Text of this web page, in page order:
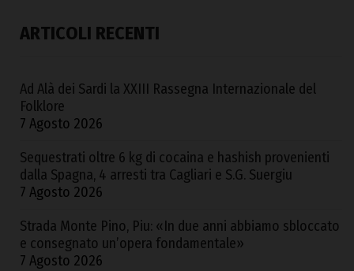
ARTICOLI RECENTI
Ad Alà dei Sardi la XXIII Rassegna Internazionale del
Folklore
7 Agosto 2026
Sequestrati oltre 6 kg di cocaina e hashish provenienti
dalla Spagna, 4 arresti tra Cagliari e S.G. Suergiu
7 Agosto 2026
Strada Monte Pino, Piu: «In due anni abbiamo sbloccato
e consegnato un’opera fondamentale»
7 Agosto 2026